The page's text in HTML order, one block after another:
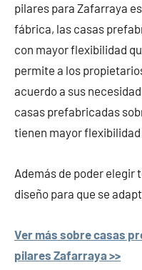
pilares para Zafarraya
fábrica, las casas
con mayor flexibilidad
permite a los
acuerdo a sus
casas prefabricadas
tienen mayor
Además de poder elegir
diseño para que se
Ver más sobre casas
pilares Zafarraya >>